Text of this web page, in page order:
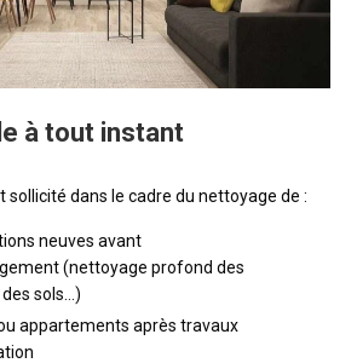
à tout instant
sollicité dans le cadre du nettoyage de :
neuves avant
(nettoyage profond des
sols…)
appartements après travaux